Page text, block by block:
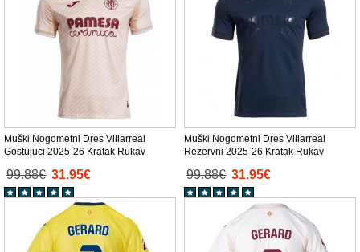
Muški Nogometni Dres Villarreal
Gostujuci 2025-26 Kratak Rukav
99.88€ 31.95€
Muški Nogometni Dres Villarreal
Rezervni 2025-26 Kratak Rukav
99.88€ 31.95€